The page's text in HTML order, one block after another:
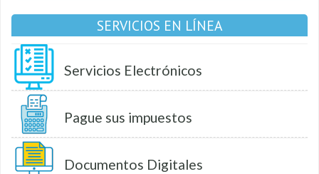
SERVICIOS EN LÍNEA
Servicios Electrónicos
Pague sus impuestos
Documentos Digitales